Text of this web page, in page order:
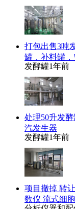
打包出售3吨
罐，补料罐
发酵罐1年前
处理50升发
汽发生器
发酵罐1年前
项目撤掉 转
数仪 流式细